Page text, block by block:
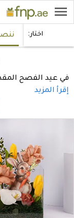
menu
في عيد الفصح
إقرأ المزيد
اختار: